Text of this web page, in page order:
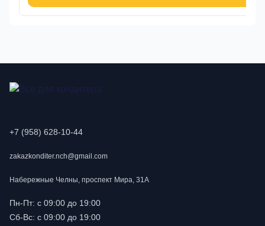
+7 (958) 628-10-44
zakazkonditer.nch@gmail.com
Набережные Челны, проспект Мира, 31А
Пн-Пт: с 09:00 до 19:00
Сб-Вс: с 09:00 до 19:00